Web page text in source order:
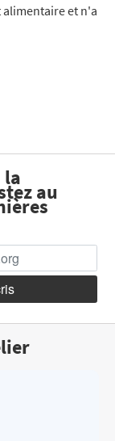
et n'a
la
au